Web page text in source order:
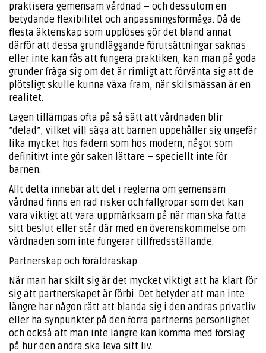
praktisera gemensam vårdnad – och dessutom en
betydande flexibilitet och anpassningsförmåga. Då de
flesta äktenskap som upplöses gör det bland annat
därför att dessa grundläggande förutsättningar saknas
eller inte kan fås att fungera praktiken, kan man på goda
grunder fråga sig om det är rimligt att förvänta sig att de
plötsligt skulle kunna växa fram, när skilsmässan är en
realitet.
Lagen tillämpas ofta på så sätt att vårdnaden blir
”delad”, vilket vill säga att barnen uppehåller sig ungefär
lika mycket hos fadern som hos modern, något som
definitivt inte gör saken lättare – speciellt inte för
barnen.
Allt detta innebär att det i reglerna om gemensam
vårdnad finns en rad risker och fallgropar som det kan
vara viktigt att vara uppmärksam på när man ska fatta
sitt beslut eller står där med en överenskommelse om
vårdnaden som inte fungerar tillfredsställande.
Partnerskap och föräldraskap
När man har skilt sig är det mycket viktigt att ha klart för
sig att partnerskapet är förbi. Det betyder att man inte
längre har någon rätt att blanda sig i den andras privatliv
eller ha synpunkter på den förra partnerns personlighet
och också att man inte längre kan komma med förslag
på hur den andra ska leva sitt liv.